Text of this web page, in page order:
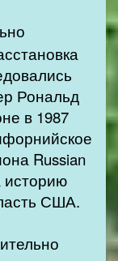
Рональд
в 1987
Russian
историю
США.